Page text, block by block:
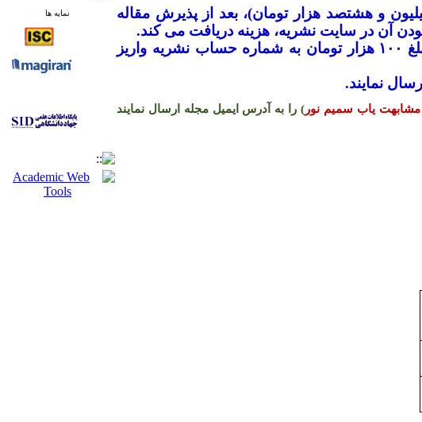
ریال (معادل یک میلیون و هشتصد هزار تومان)، بعد از پذیرش مقاله
آن در سایت نشریه، هزینه دریافت می­ کند.
لازم به توضیح است که نویسندگان محترم بایستی جهت ارزیابی اولیه مقاله، مبلغ ۱۰۰ هزار تومان به شماره حساب نشریه واریز
نمایند.
مشابهت یاب سمیم نور) را به آدرس ایمیل مجله ارسال نمایند
شماره حساب نشریه
نمایه ها